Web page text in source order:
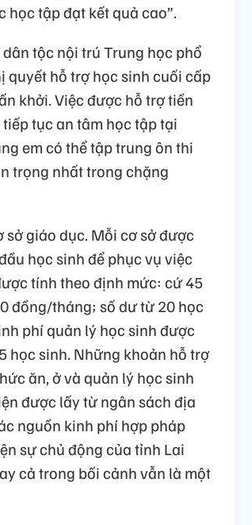
học tập đạt kết quả cao”.
tộc nội trú Trung học phổ
quyết hỗ trợ học sinh cuối cấp
khởi. Việc được hỗ trợ tiền
tục an tâm học tập tại
em có thể tập trung ôn thi
trọng nhất trong chặng
giáo dục. Mỗi cơ sở được
học sinh để phục vụ việc
tính theo định mức: cứ 45
đồng/tháng; số dư từ 20 học
phí quản lý học sinh được
học sinh. Những khoản hỗ trợ
ăn, ở và quản lý học sinh
được lấy từ ngân sách địa
nguồn kinh phí hợp pháp
sự chủ động của tỉnh Lai
cả trong bối cảnh vẫn là một